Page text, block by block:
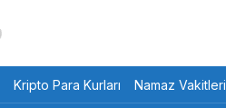
Kripto Para Kurları Namaz Vakitleri